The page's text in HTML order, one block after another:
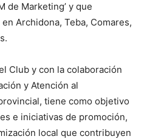
de Marketing’ y que
Archidona, Teba, Comares,
Club y con la colaboración
y Atención al
tiene como objetivo
e iniciativas de promoción,
local que contribuyen